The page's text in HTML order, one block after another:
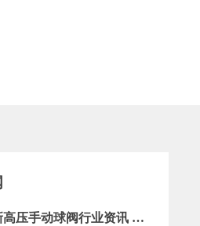
高压手动球阀行业资讯 南